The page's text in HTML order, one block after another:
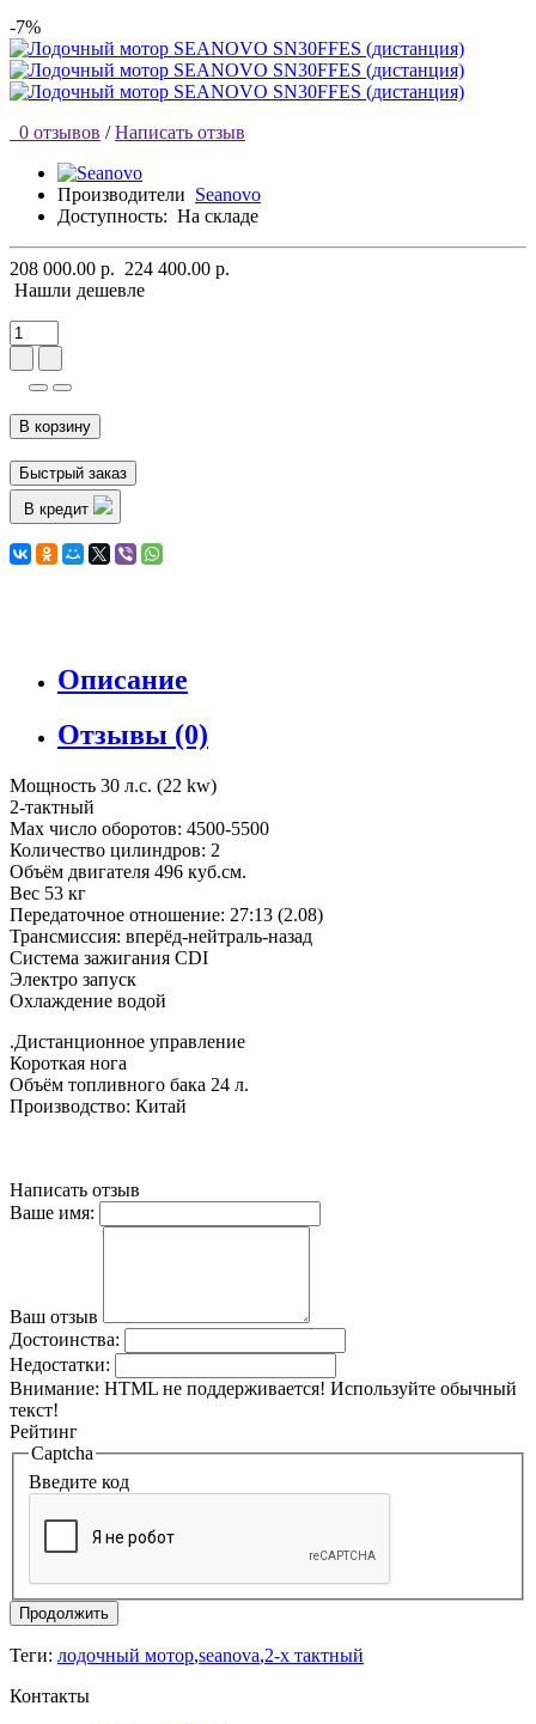
-7%
0 отзывов / Написать отзыв
Производители Seanovo
Доступность: На складе
208 000.00 р. 224 400.00 р.
Нашли дешевле
В корзину
Быстрый заказ
В кредит
Описание
Отзывы (0)
Мощность 30 л.с. (22 kw)
2-тактный
Мах число оборотов: 4500-5500
Количество цилиндров: 2
Объём двигателя 496 куб.см.
Вес 53 кг
Передаточное отношение: 27:13 (2.08)
Трансмиссия: вперёд-нейтраль-назад
Система зажигания CDI
Электро запуск
Охлаждение водой
.Дистанционное управление
Короткая нога
Объём топливного бака 24 л.
Производство: Китай
Написать отзыв
Ваше имя:
Ваш отзыв
Достоинства:
Недостатки:
Внимание: HTML не поддерживается! Используйте обычный
текст!
Рейтинг
Captcha
Введите код
Продолжить
Теги: лодочный мотор,seanova,2-х тактный
Контакты